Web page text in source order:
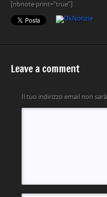
[nbnote print=”true”]
Leave a comment
Il tuo indirizzo email non